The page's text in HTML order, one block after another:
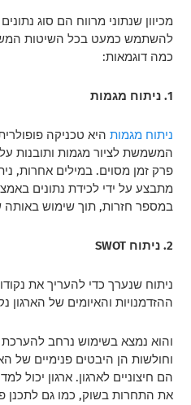
מכיוון שנתוני מרווח הם סוג
להשתמש כמעט בכל השיטות
כמה דוגמאות:
1. ניתוח מגמות
ניתוח מגמות היא טכניקה
המשמשת לציור מגמות ותובנות על
פרק זמן מסוים. במילים אחרות,
מתבצע על ידי לכידת נתונים
במספר חזרות, תוך שימוש
2. ניתוח SWOT
ניתוחשנערך כדי להעריך את
ההזדמנויות והאיומים של הארגון
והוא נמצא בשימוש נרחב להערכת
וחולשות הן היבטים פנימיים של
הם חיצוניים לארגון. ארגון יכול
את התחרות בשוק, כמו גם לתכנן